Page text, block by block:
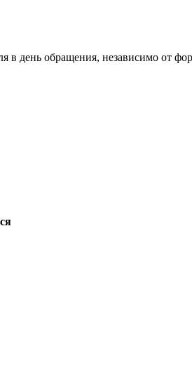
день обращения, независимо от